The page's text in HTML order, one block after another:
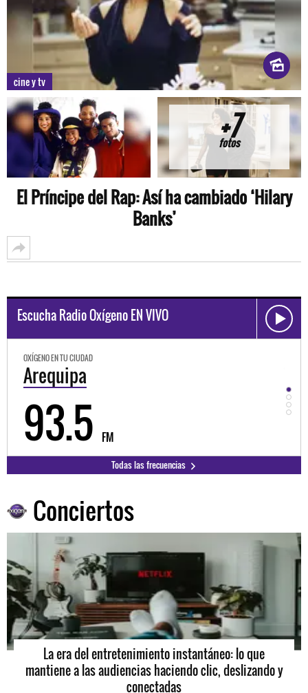
cine y tv
+7
fotos
El Príncipe del Rap: Así ha cambiado ‘Hilary
Banks’
Escucha Radio Oxígeno EN VIVO
OXÍGENO EN TU CIUDAD
Trujillo
98.3 FM
Todas las frecuencias
Conciertos
La era del entretenimiento instantáneo: lo que
mantiene a las audiencias haciendo clic, deslizando y
conectadas